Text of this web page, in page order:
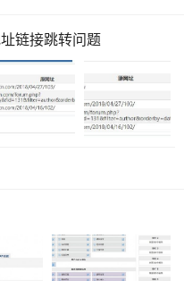
链接跳转问题